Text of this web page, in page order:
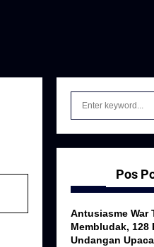
f
r
:
Pos
Antusiasme War
Membludak, 128
Undangan